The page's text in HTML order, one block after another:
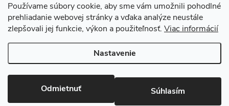
Používame súbory cookie, aby sme vám umožnili pohodlné
prehliadanie webovej stránky a vďaka analýze neustále
zlepšovali jej funkcie, výkon a použiteľnosť. Viac informácií
Nastavenie
Odmietnuť Súhlasím
ALIT SLOVAKIA
Copyright 2026Dekoračný kameň. Všetky práva vyhradené.Upraviť
nastavenie cookies